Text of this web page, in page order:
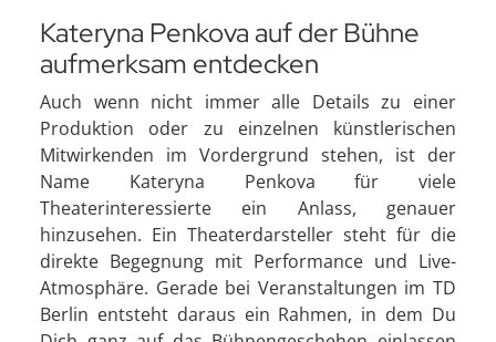
Kateryna Penkova auf der Bühne
aufmerksam entdecken
Auch wenn nicht immer alle Details zu einer
Produktion oder zu einzelnen künstlerischen
Mitwirkenden im Vordergrund stehen, ist der
Name Kateryna Penkova für viele
Theaterinteressierte ein Anlass, genauer
hinzusehen. Ein Theaterdarsteller steht für die
direkte Begegnung mit Performance und Live-
Atmosphäre. Gerade bei Veranstaltungen im TD
Berlin entsteht daraus ein Rahmen, in dem Du